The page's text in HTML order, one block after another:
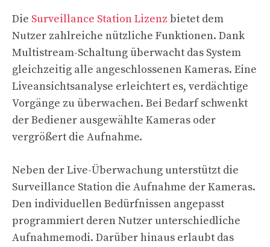
Die Surveillance Station Lizenz bietet dem
Nutzer zahlreiche nützliche Funktionen. Dank
Multistream-Schaltung überwacht das System
gleichzeitig alle angeschlossenen Kameras. Eine
Liveansichtsanalyse erleichtert es, verdächtige
Vorgänge zu überwachen. Bei Bedarf schwenkt
der Bediener ausgewählte Kameras oder
vergrößert die Aufnahme.
Neben der Live-Überwachung unterstützt die
Surveillance Station die Aufnahme der Kameras.
Den individuellen Bedürfnissen angepasst
programmiert deren Nutzer unterschiedliche
Aufnahmemodi. Darüber hinaus erlaubt das